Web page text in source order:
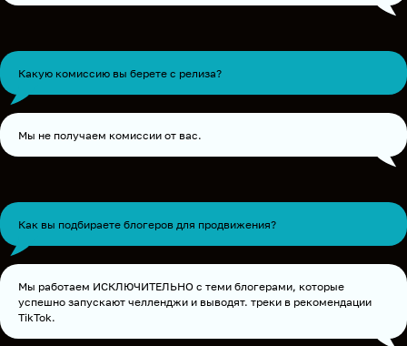
Какую комиссию вы берете с релиза?
Мы не получаем комиссии от вас.
Как вы подбираете блогеров для продвижения?
Мы работаем ИСКЛЮЧИТЕЛЬНО с теми блогерами, которые
успешно запускают челленджи и выводят. треки в рекомендации
TikTok.